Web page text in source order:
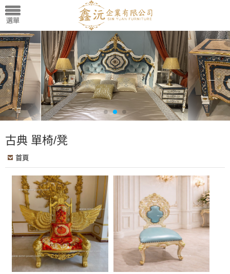
古典 單椅/凳
首頁